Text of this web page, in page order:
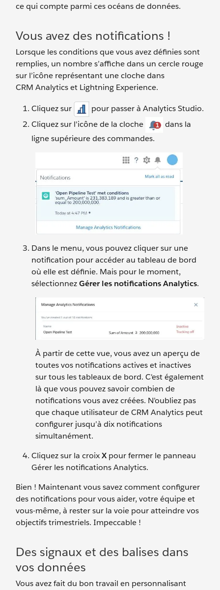
ce qui compte parmi ces océans de données.
Vous avez des notifications !
Lorsque les conditions que vous avez définies sont
remplies, un nombre s’affiche dans un cercle rouge
sur l’icône représentant une cloche dans
CRM Analytics et Lightning Experience.
Cliquez sur
pour passer à Analytics Studio.
Cliquez sur l'icône de la cloche
dans la
ligne supérieure des commandes.
Dans le menu, vous pouvez cliquer sur une
notification pour accéder au tableau de bord
où elle est définie. Mais pour le moment,
sélectionnezGérer les notifications Analytics.
À partir de cette vue, vous avez un aperçu de
toutes vos notifications actives et inactives
sur tous les tableaux de bord. C'est également
là que vous pouvez savoir combien de
notifications vous avez créées. N’oubliez pas
que chaque utilisateur de CRM Analytics peut
configurer jusqu’à dix notifications
simultanément.
Cliquez sur la croixX pour fermer le panneau
Gérer les notifications Analytics.
Bien ! Maintenant vous savez comment configurer
des notifications pour vous aider, votre équipe et
vous-même, à rester sur la voie pour atteindre vos
objectifs trimestriels. Impeccable !
Des signaux et des balises dans
vos données
Vous avez fait du bon travail en personnalisant